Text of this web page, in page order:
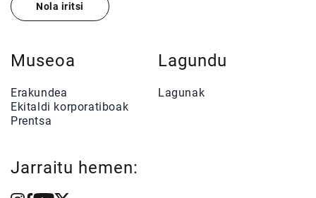
Nola iritsi
Museoa
Erakundea
Ekitaldi korporatiboak
Prentsa
Lagundu
Lagunak
Jarraitu hemen: